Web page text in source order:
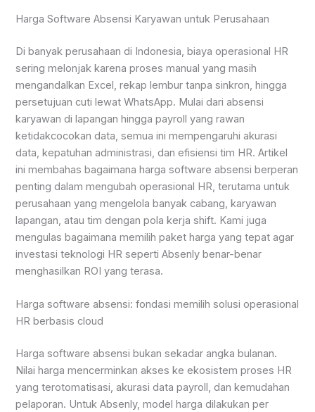
Harga Software Absensi Karyawan untuk Perusahaan
Di banyak perusahaan di Indonesia, biaya operasional HR
sering melonjak karena proses manual yang masih
mengandalkan Excel, rekap lembur tanpa sinkron, hingga
persetujuan cuti lewat WhatsApp. Mulai dari absensi
karyawan di lapangan hingga payroll yang rawan
ketidakcocokan data, semua ini mempengaruhi akurasi
data, kepatuhan administrasi, dan efisiensi tim HR. Artikel
ini membahas bagaimana harga software absensi berperan
penting dalam mengubah operasional HR, terutama untuk
perusahaan yang mengelola banyak cabang, karyawan
lapangan, atau tim dengan pola kerja shift. Kami juga
mengulas bagaimana memilih paket harga yang tepat agar
investasi teknologi HR seperti Absenly benar-benar
menghasilkan ROI yang terasa.
Harga software absensi: fondasi memilih solusi operasional
HR berbasis cloud
Harga software absensi bukan sekadar angka bulanan.
Nilai harga mencerminkan akses ke ekosistem proses HR
yang terotomatisasi, akurasi data payroll, dan kemudahan
pelaporan. Untuk Absenly, model harga dilakukan per